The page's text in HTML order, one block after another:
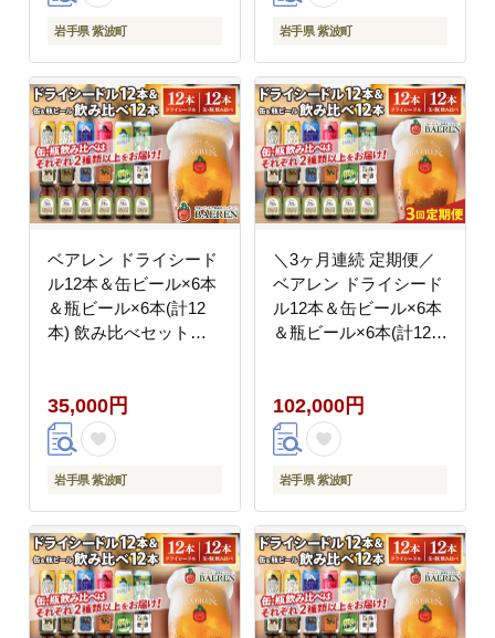
岩手県 紫波町 岩手県 紫波町
ベアレン ドライシード
ル12本＆缶ビール×6本
＆瓶ビール×6本(計12
本) 飲み比べセット
35,000円
岩手県 紫波町
＼3ヶ月連続 定期便／
ベアレン ドライシード
ル12本＆缶ビール×6本
＆瓶ビール×6本(計12
102,000円
岩手県 紫波町